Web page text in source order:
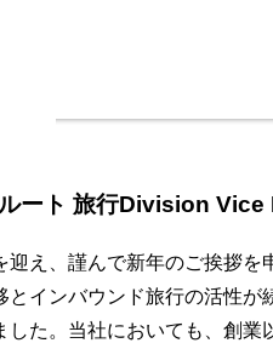
ルート 旅行Division
迎え、謹んで新年のご挨拶を
とインバウンド旅行の活性が
した。当社においても、創業